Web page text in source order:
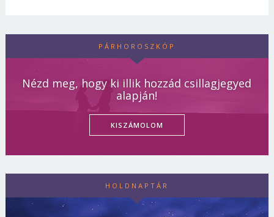
PÁRHOROSZKÓP
Nézd meg, hogy ki illik hozzád csillagjegyed
alapján!
KISZÁMOLOM
HOLDNAPTÁR